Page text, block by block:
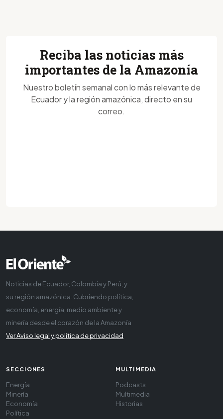
Reciba las noticias más
importantes de la Amazonía
Nuestro boletín semanal con lo más relevante de
Ecuador y la región amazónica, directo en su
correo.
Noticias de Ecuador, Colombia y Perú, y
su región amazónica. Cubriendo política,
economía, energía, medio ambiente y
minería desde el corazón de la Amazonía
Ver Aviso legal y política de privacidad
SECCIONES
Energía
Minería
Economía
Política
MULTIMEDIA
Podcasts
Multimedia
Historias